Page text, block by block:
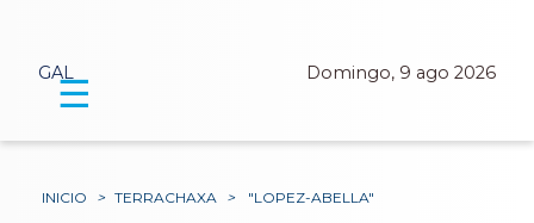
GAL Domingo, 9 ago 2026
☰
INICIO > TERRACHAXA > "LOPEZ-ABELLA"